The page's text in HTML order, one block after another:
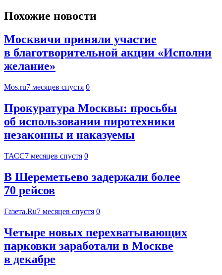
Похожие новости
Москвичи приняли участие
в благотворительной акции «Исполни
желание»
Mos.ru7 месяцев спустя 0
Прокуратура Москвы: просьбы
об использовании пиротехники
незаконны и наказуемы
ТАСС7 месяцев спустя 0
В Шереметьево задержали более
70 рейсов
Газета.Ru7 месяцев спустя 0
Четыре новых перехватывающих
парковки заработали в Москве
в декабре